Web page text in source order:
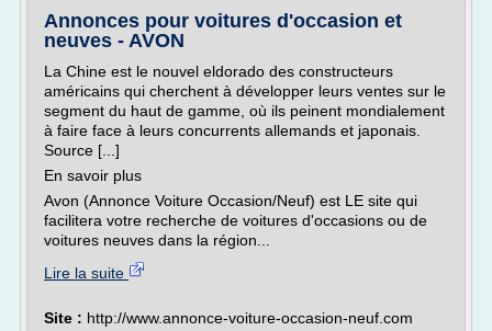
Annonces pour voitures d'occasion et
neuves - AVON
La Chine est le nouvel eldorado des constructeurs
américains qui cherchent à développer leurs ventes sur le
segment du haut de gamme, où ils peinent mondialement
à faire face à leurs concurrents allemands et japonais.
Source [...]
En savoir plus
Avon (Annonce Voiture Occasion/Neuf) est LE site qui
facilitera votre recherche de voitures d'occasions ou de
voitures neuves dans la région...
Lire la suite
Site : http://www.annonce-voiture-occasion-neuf.com